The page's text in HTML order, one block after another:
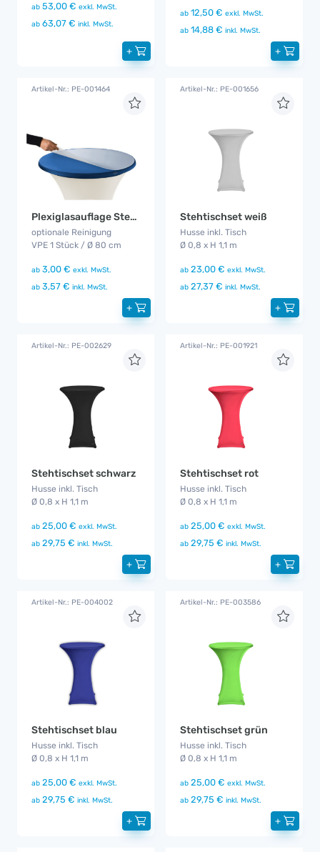
ab 53,00 € exkl. MwSt.
ab 63,07 € inkl. MwSt.
+
ab 12,50 € exkl. MwSt.
ab 14,88 € inkl. MwSt.
+
Artikel-Nr.: PE-001464
Plexiglasauflage Stehtisch
optionale Reinigung
VPE 1 Stück / Ø 80 cm
ab 3,00 € exkl. MwSt.
ab 3,57 € inkl. MwSt.
+
Artikel-Nr.: PE-001656
Stehtischset weiß
Husse inkl. Tisch
Ø 0,8 x H 1,1 m
ab 23,00 € exkl. MwSt.
ab 27,37 € inkl. MwSt.
+
Artikel-Nr.: PE-002629
Stehtischset schwarz
Husse inkl. Tisch
Ø 0,8 x H 1,1 m
ab 25,00 € exkl. MwSt.
ab 29,75 € inkl. MwSt.
+
Artikel-Nr.: PE-001921
Stehtischset rot
Husse inkl. Tisch
Ø 0,8 x H 1,1 m
ab 25,00 € exkl. MwSt.
ab 29,75 € inkl. MwSt.
+
Artikel-Nr.: PE-004002
Stehtischset blau
Husse inkl. Tisch
Ø 0,8 x H 1,1 m
ab 25,00 € exkl. MwSt.
ab 29,75 € inkl. MwSt.
+
Artikel-Nr.: PE-003586
Stehtischset grün
Husse inkl. Tisch
Ø 0,8 x H 1,1 m
ab 25,00 € exkl. MwSt.
ab 29,75 € inkl. MwSt.
+